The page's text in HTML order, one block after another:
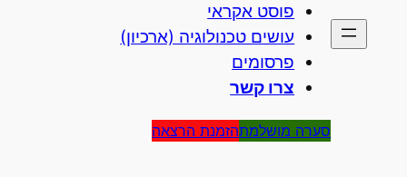
פוסט אקראי
עושים טכנולוגיה (ארכיון)
פרסומים
צרו קשר
סערה מושלמתהזמנת הרצאה